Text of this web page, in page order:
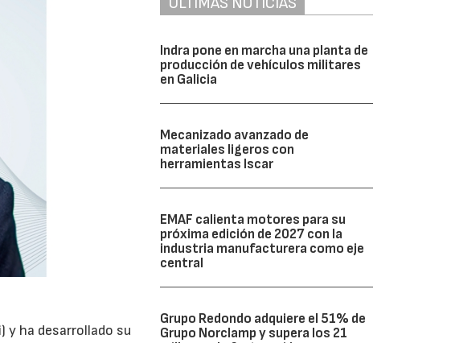
y ha desarrollado su
Indra pone en marcha una planta de
producción de vehículos militares
en Galicia
Mecanizado avanzado de
materiales ligeros con
herramientas Iscar
EMAF calienta motores para su
próxima edición de 2027 con la
industria manufacturera como eje
central
Grupo Redondo adquiere el 51% de
Grupo Norclamp y supera los 21